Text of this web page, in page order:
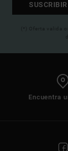
SUSCRIBIR
(*) Oferta valida
Encuentra